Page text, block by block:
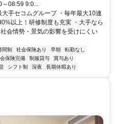
～08:59 9:0...
手セコムグループ ・毎年最大10連
以上！研修制度も充実 ・大手なら
会情勢・景気の影響を受けにくい
間制 社会保険あり 早朝
転勤なし
保険完備 制服貸与
賞与あり
シフト制 深夜 長期休暇あり